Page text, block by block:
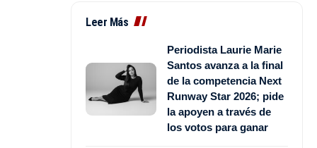
Leer Más
Periodista Laurie Marie
Santos avanza a la final
de la competencia Next
Runway Star 2026; pide
la apoyen a través de
los votos para ganar